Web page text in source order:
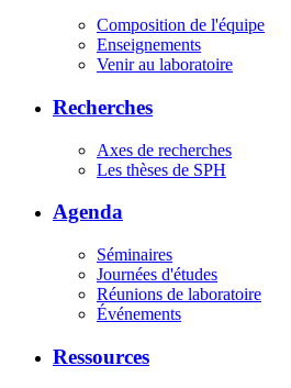
Composition de l'équipe
Enseignements
Venir au laboratoire
Recherches
Axes de recherches
Les thèses de SPH
Agenda
Séminaires
Journées d'études
Réunions de laboratoire
Événements
Ressources